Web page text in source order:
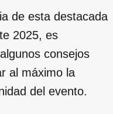
de esta destacada
2025, es
consejos
al máximo la
del evento.